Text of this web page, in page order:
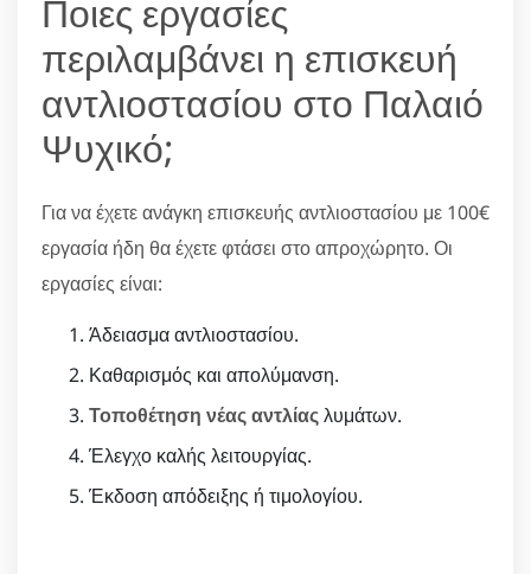
Ποιες εργασίες
περιλαμβάνει η επισκευή
αντλιοστασίου στο Παλαιό
Ψυχικό;
Για να έχετε ανάγκη επισκευής αντλιοστασίου με 100€
εργασία ήδη θα έχετε φτάσει στο απροχώρητο. Οι
εργασίες είναι:
Άδειασμα αντλιοστασίου.
Καθαρισμός και απολύμανση.
Τοποθέτηση νέας αντλίαςλυμάτων.
Έλεγχο καλής λειτουργίας.
Έκδοση απόδειξης ή τιμολογίου.